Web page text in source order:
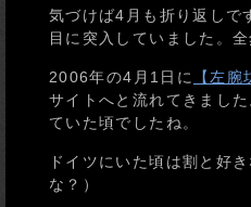
気づけば4月も折り返しで
目に突入していました。
2006年の4月1日に 【左
サイトへと流れてきまし
ていた頃でしたね。
ドイツにいた頃は割と好
な？）